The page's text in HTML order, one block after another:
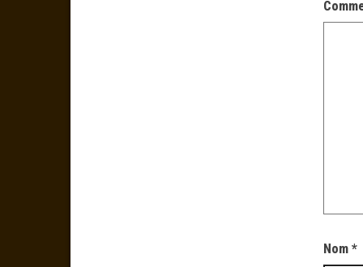
Nom*